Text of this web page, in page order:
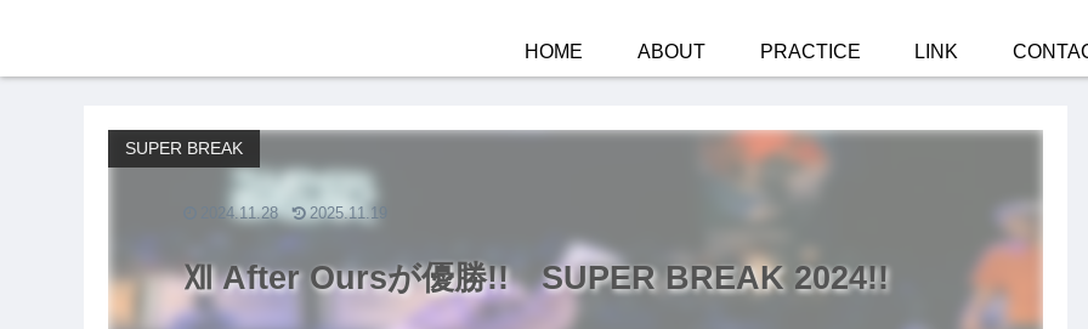
HOME ABOUT PRACTICE LINK
Ⅻ After Oursが優勝!! SUPER BREAK 2024!!
SUPER BREAK
2024.11.28 2025.11.19